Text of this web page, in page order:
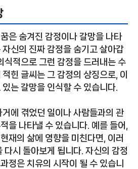
은 숨겨진 감정이나 갈망을 나타
신의 진짜 감정을 숨기고 살아갑
식적으로 그런 감정을 드러내는 수
힌 글씨는 그 감정의 상징으로, 이
는 갈망을 인식할 수 있습니다.
에 겪었던 일이나 사람들과의 관
을 나타낼 수 있습니다. 예를 들어,
재의 삶에 영향을 미친다면, 이러
다시 돌아보게 됩니다. 자신의 감정
정은 치유의 시작이 될 수 있습니